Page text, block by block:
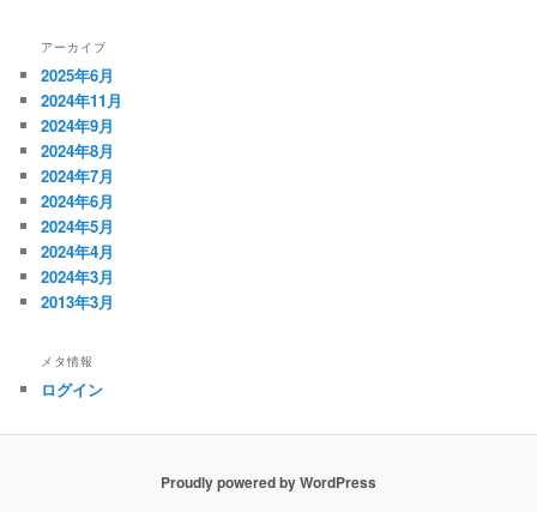
アーカイブ
2025年6月
2024年11月
2024年9月
2024年8月
2024年7月
2024年6月
2024年5月
2024年4月
2024年3月
2013年3月
メタ情報
ログイン
Proudly powered by WordPress